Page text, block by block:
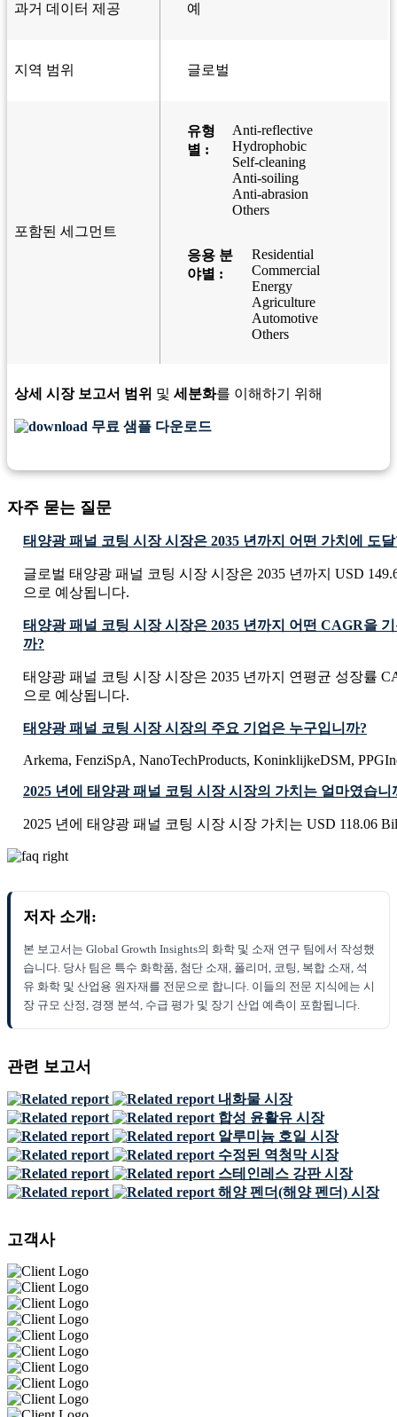
과거 데이터 제공 예
지역 범위 글로벌
포함된 세그먼트
유형
별 :
Anti-reflective
Hydrophobic
Self-cleaning
Anti-soiling
Anti-abrasion
Others
응용 분
야별 :
Residential
Commercial
Energy
Agriculture
Automotive
Others
상세 시장 보고서 범위 및 세분화를 이해하기 위해
무료 샘플 다운로드
자주 묻는 질문
태양광 패널 코팅 시장 시장은 2035 년까지 어떤 가치에 도
글로벌 태양광 패널 코팅 시장 시장은 2035 년까지 USD
으로 예상됩니다.
태양광 패널 코팅 시장 시장은 2035 년까지 어떤 CAGR을
까?
태양광 패널 코팅 시장 시장은 2035 년까지 연평균 성장률
으로 예상됩니다.
태양광 패널 코팅 시장 시장의 주요 기업은 누구입니까?
Arkema, FenziSpA, NanoTechProducts, KoninklijkeDSM,
2025 년에 태양광 패널 코팅 시장 시장의 가치는 얼마였습니
2025 년에 태양광 패널 코팅 시장 시장 가치는 USD 118.06
저자 소개:
본 보고서는 Global Growth Insights의 화학 및 소재 연구 팀에서 작성했
습니다. 당사 팀은 특수 화학품, 첨단 소재, 폴리머, 코팅, 복합 소재, 석
유 화학 및 산업용 원자재를 전문으로 합니다. 이들의 전문 지식에는 시
장 규모 산정, 경쟁 분석, 수급 평가 및 장기 산업 예측이 포함됩니다.
관련 보고서
내화물 시장
합성 윤활유 시장
알루미늄 호일 시장
수정된 역청막 시장
스테인레스 강판 시장
해양 펜더(해양 펜더) 시장
고객사